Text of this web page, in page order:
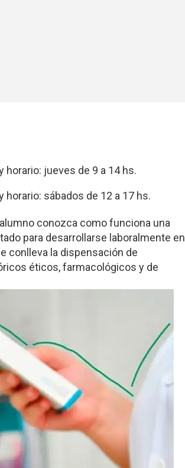
horario: jueves de 9 a 14 hs.
horario: sábados de 12 a 17 hs.
conozca como funciona una
para desarrollarse laboralmente en
conlleva la dispensación de
éticos, farmacológicos y de